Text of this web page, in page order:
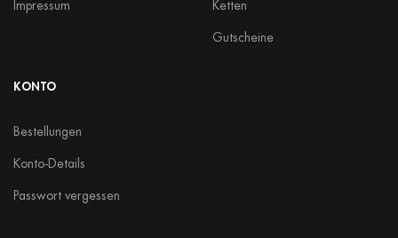
Impressum Ketten
Gutscheine
KONTO
Bestellungen
Konto-Details
Passwort vergessen